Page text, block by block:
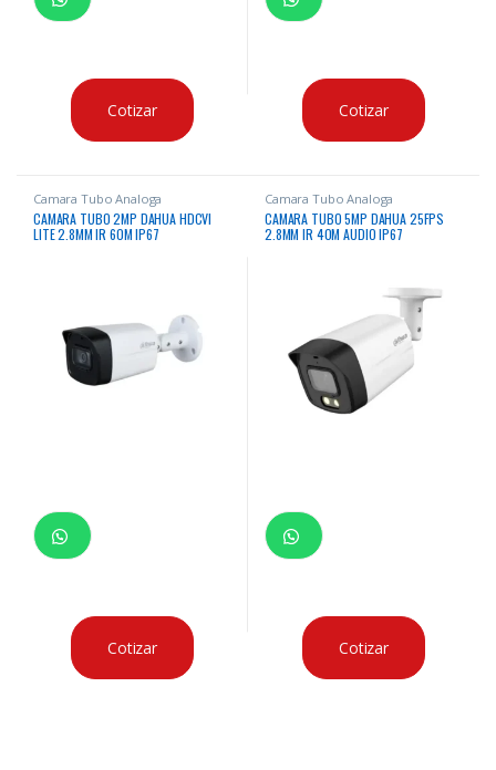
Cotizar Cotizar
Camara Tubo Analoga
CAMARA TUBO 2MP DAHUA HDCVI
LITE 2.8MM IR 60M IP67
Cotizar
Camara Tubo Analoga
CAMARA TUBO 5MP DAHUA 25FPS
2.8MM IR 40M AUDIO IP67
Cotizar